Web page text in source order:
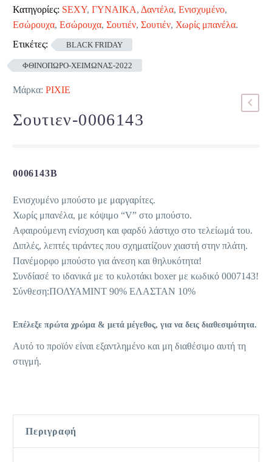
Κατηγορίες: SEXY, ΓΥΝΑΙΚΑ, Δαντέλα, Ενισχυμένο,
Εσώρουχα, Εσώρουχα, Σουτιέν, Σουτιέν, Χωρίς μπανέλα.
Ετικέτες:
BLACK FRIDAY
ΦΘΙΝΟΠΩΡΟ-ΧΕΙΜΩΝΑΣ-2022
Μάρκα: PIXIE
Σουτιεν-0006143
0006143B
Ενισχυμένο μπούστο με μαργαρίτες.
Χωρίς μπανέλα, με κόψιμο “V” στο μπούστο.
Αφαιρούμενη ενίσχυση και φαρδύ λάστιχο στο τελείωμά του.
Διπλές, λεπτές τιράντες που σχηματίζουν χιαστή στην πλάτη.
Πανέμορφο μπούστο για άνεση και θηλυκότητα!
Συνδίασέ το ιδανικά με το κυλοτάκι boxer με κωδικό 0007143!
Σύνθεση:ΠΟΛΥΑΜΙΝΤ 90% ΕΛΑΣΤΑΝ 10%
Επέλεξε πρώτα χρώμα & μετά μέγεθος, για να δεις διαθεσιμότητα.
Αυτό το προϊόν είναι εξαντλημένο και μη διαθέσιμο αυτή τη
στιγμή.
Περιγραφή